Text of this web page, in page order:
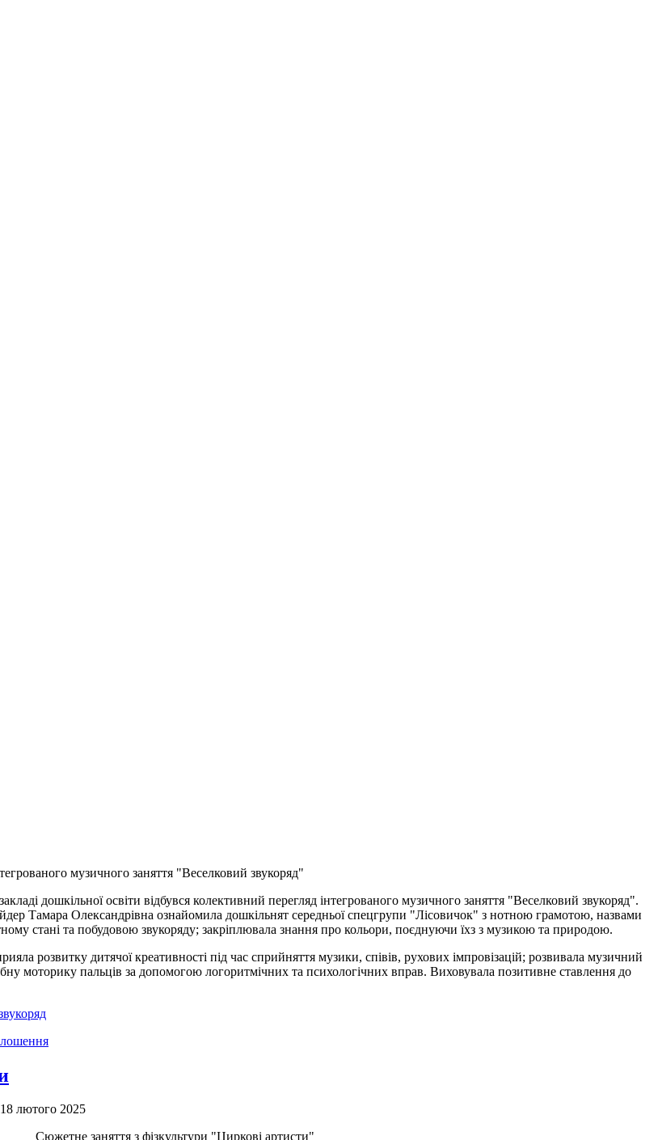
музичного заняття "Веселковий звукоряд"
дошкільної освіти відбувся колективний перегляд інтегрованого музичного заняття "Веселковий звукоряд".
Тамара Олександрівна ознайомила дошкільнят середньої спецгрупи "Лісовичок" з нотною грамотою, назвами
стані та побудовою звукоряду; закріплювала знання про кольори, поєднуючи їхз з музикою та природою.
розвитку дитячої креативності під час сприйняття музики, співів, рухових імпровізацій; розвивала музичний
моторику пальців за допомогою логоритмічних та психологічних вправ. Виховувала позитивне ставлення до
лютого 2025
Сюжетне заняття з фізкультури "Циркові артисти"